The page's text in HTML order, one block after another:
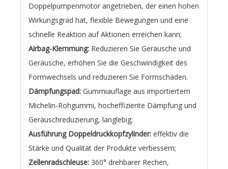
Doppelpumpenmotor angetrieben, der einen hohen
Wirkungsgrad hat, flexible Bewegungen und eine
schnelle Reaktion auf Aktionen erreichen kann;
Airbag-Klemmung: Reduzieren Sie Geräusche und
Geräusche, erhöhen Sie die Geschwindigkeit des
Formwechsels und reduzieren Sie Formschäden.
Dämpfungspad: Gummiauflage aus importiertem
Michelin-Rohgummi, hocheffiziente Dämpfung und
Geräuschreduzierung, langlebig;
Ausführung Doppeldruckkopfzylinder: effektiv die
Stärke und Qualität der Produkte verbessern;
Zellenradschleuse: 360° drehbarer Rechen,